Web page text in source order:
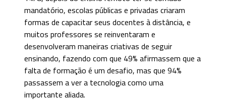
mandatório, escolas públicas e privadas criaram
formas de capacitar seus docentes à distância, e
muitos professores se reinventaram e
desenvolveram maneiras criativas de seguir
ensinando, fazendo com que 49% afirmassem que a
falta de formação é um desafio, mas que 94%
passassem a ver a tecnologia como uma
importante aliada.